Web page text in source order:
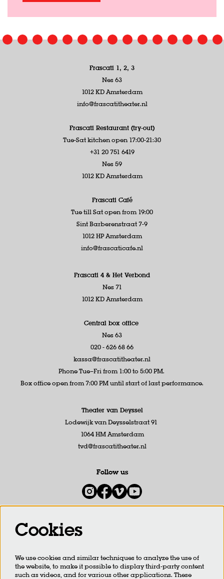
Frascati 1, 2, 3
Nes 63
1012 KD Amsterdam
info@frascatitheater.nl
Frascati Restaurant (try-out)
Tue-Sat kitchen open 17:00-21:30
+31 20 751 6419
Nes 59
1012 KD Amsterdam
Frascati Café
Tue till Sat open from 19:00
Sint Barberenstraat 7-9
1012 HP Amsterdam
info@frascaticafe.nl
Frascati 4 & Het Verbond
Nes 71
1012 KD Amsterdam
Central box office
Nes 63
020 - 626 68 66
kassa@frascatitheater.nl
Phone Tue–Fri from 1:00 to 5:00 PM.
Box office open from 7:00 PM until start of last performance.
Theater van Deyssel
Lodewijk van Deysselstraat 91
1064 HM Amsterdam
tvd@frascatitheater.nl
Follow us
SIGN UP
Cookies
We use cookies and similar techniques to analyze the use of
the website, to make it possible to display third-party content
such as videos, and for various other applications. These